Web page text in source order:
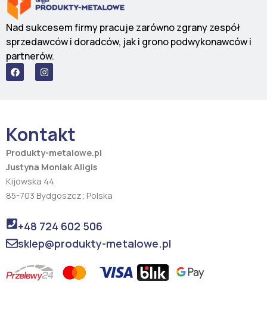
Nad sukcesem firmy pracuje zarówno zgrany zespół
sprzedawców i doradców, jak i grono podwykonawców i
partnerów.
F
a
c
b
k
I
n
s
a
a
m
Kontakt
Produkty-metalowe.pl
Justyna Moniak Aligis
Kijowska 44
85-703 Bydgoszcz; Polska
+48 724 602 506
sklep@produkty-metalowe.pl